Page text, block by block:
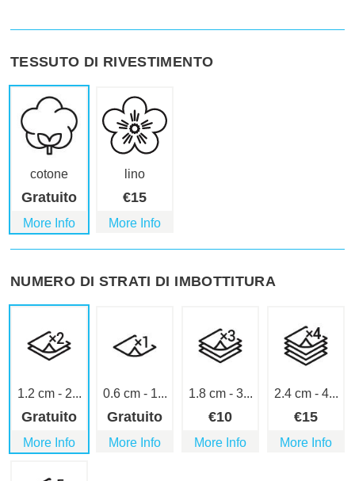
TESSUTO DI RIVESTIMENTO
cotone
Gratuito
More Info
lino
€15
More Info
NUMERO DI STRATI DI IMBOTTITURA
1.2 cm - 2...
Gratuito
More Info
0.6 cm - 1...
Gratuito
More Info
1.8 cm - 3...
€10
More Info
2.4 cm - 4...
€15
More Info